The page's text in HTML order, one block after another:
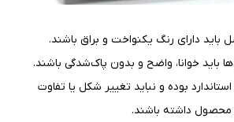
دارای رنگ یکنواخت و براق باشند.
باید خوانا، واضح و بدون پاک‌شدگی باشند.
بوده و نباید تغییر شکل یا تفاوت
محصول داشته باشند.